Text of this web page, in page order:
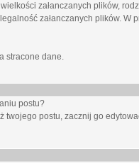
załanczanych plików,
załanczanych plików.
stracone dane.
postu?
twojego postu, zacznij go